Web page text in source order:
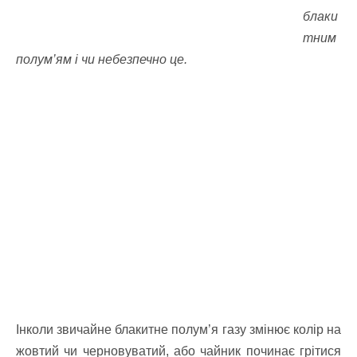
блаки
тним
полум’ям і чи небезпечно це.
Інколи звичайне блакитне полум’я газу змінює колір на
жовтий чи черновуватий, або чайник починає грітися